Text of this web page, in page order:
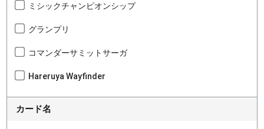
ミシックチャンピオンシップ
グランプリ
コマンダーサミットサーガ
Hareruya Wayfinder
カード名